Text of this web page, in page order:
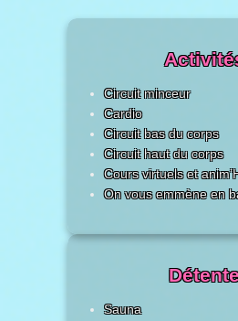
Circuit minceur
Cardio
Circuit bas du corps
Circuit haut du corps
Cours virtuels et
On vous emmène en
Sauna